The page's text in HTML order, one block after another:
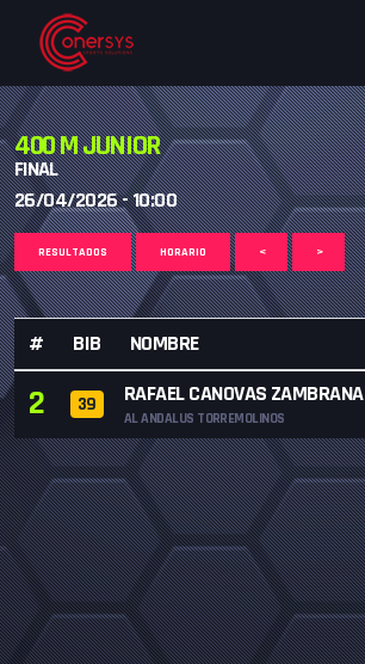
400 M JUNIOR
FINAL
26/04/2026 - 10:00
RESULTADOS HORARIO < >
# BIB NOMBRE
2 39 RAFAEL CANOVAS ZAMBRANA
AL ANDALUS TORREMOLINOS